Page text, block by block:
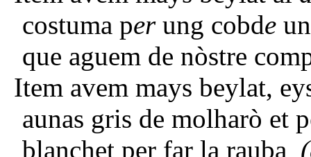
costuma perung cobde
que aguem de nòstre
Item avem mays beylat,
aunas gris de molharò
blanchet per far la rauba